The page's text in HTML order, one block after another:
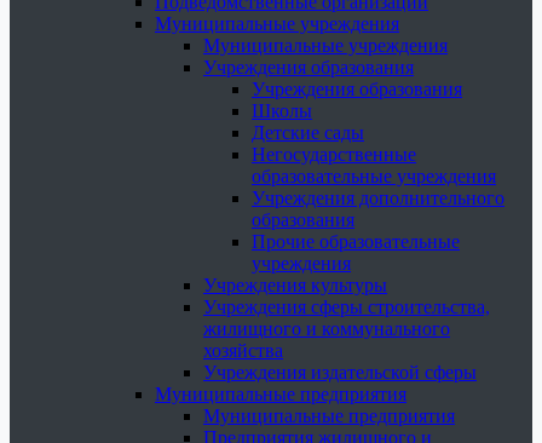
Муниципальные учреждения
Муниципальные учреждения
Учреждения образования
Учреждения образования
Школы
Детские сады
Негосударственные
образовательные учреждения
Учреждения дополнительного
образования
Прочие образовательные
учреждения
Учреждения культуры
Учреждения сферы строительства,
жилищного и коммунального
хозяйства
Учреждения издательской сферы
Муниципальные предприятия
Муниципальные предприятия
Предприятия жилищного и